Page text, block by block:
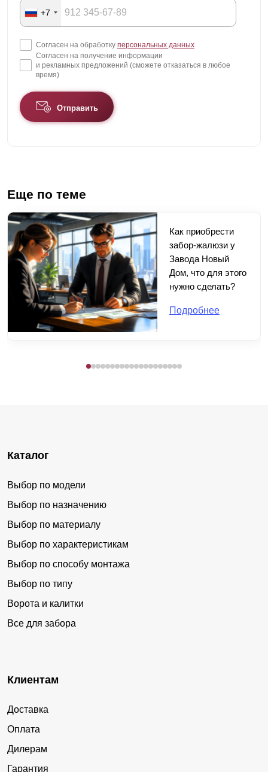
+7
Согласен на обработку персональных данных
Согласен на получение информации
и рекламных предложений (сможете отказаться в любое
время)
Отправить
Еще по теме
Как приобрести
забор-жалюзи у
Завода Новый
Дом, что для этого
нужно сделать?
Подробнее
Каталог
Выбор по модели
Выбор по назначению
Выбор по материалу
Выбор по характеристикам
Выбор по способу монтажа
Выбор по типу
Ворота и калитки
Все для забора
Клиентам
Доставка
Оплата
Дилерам
Гарантия